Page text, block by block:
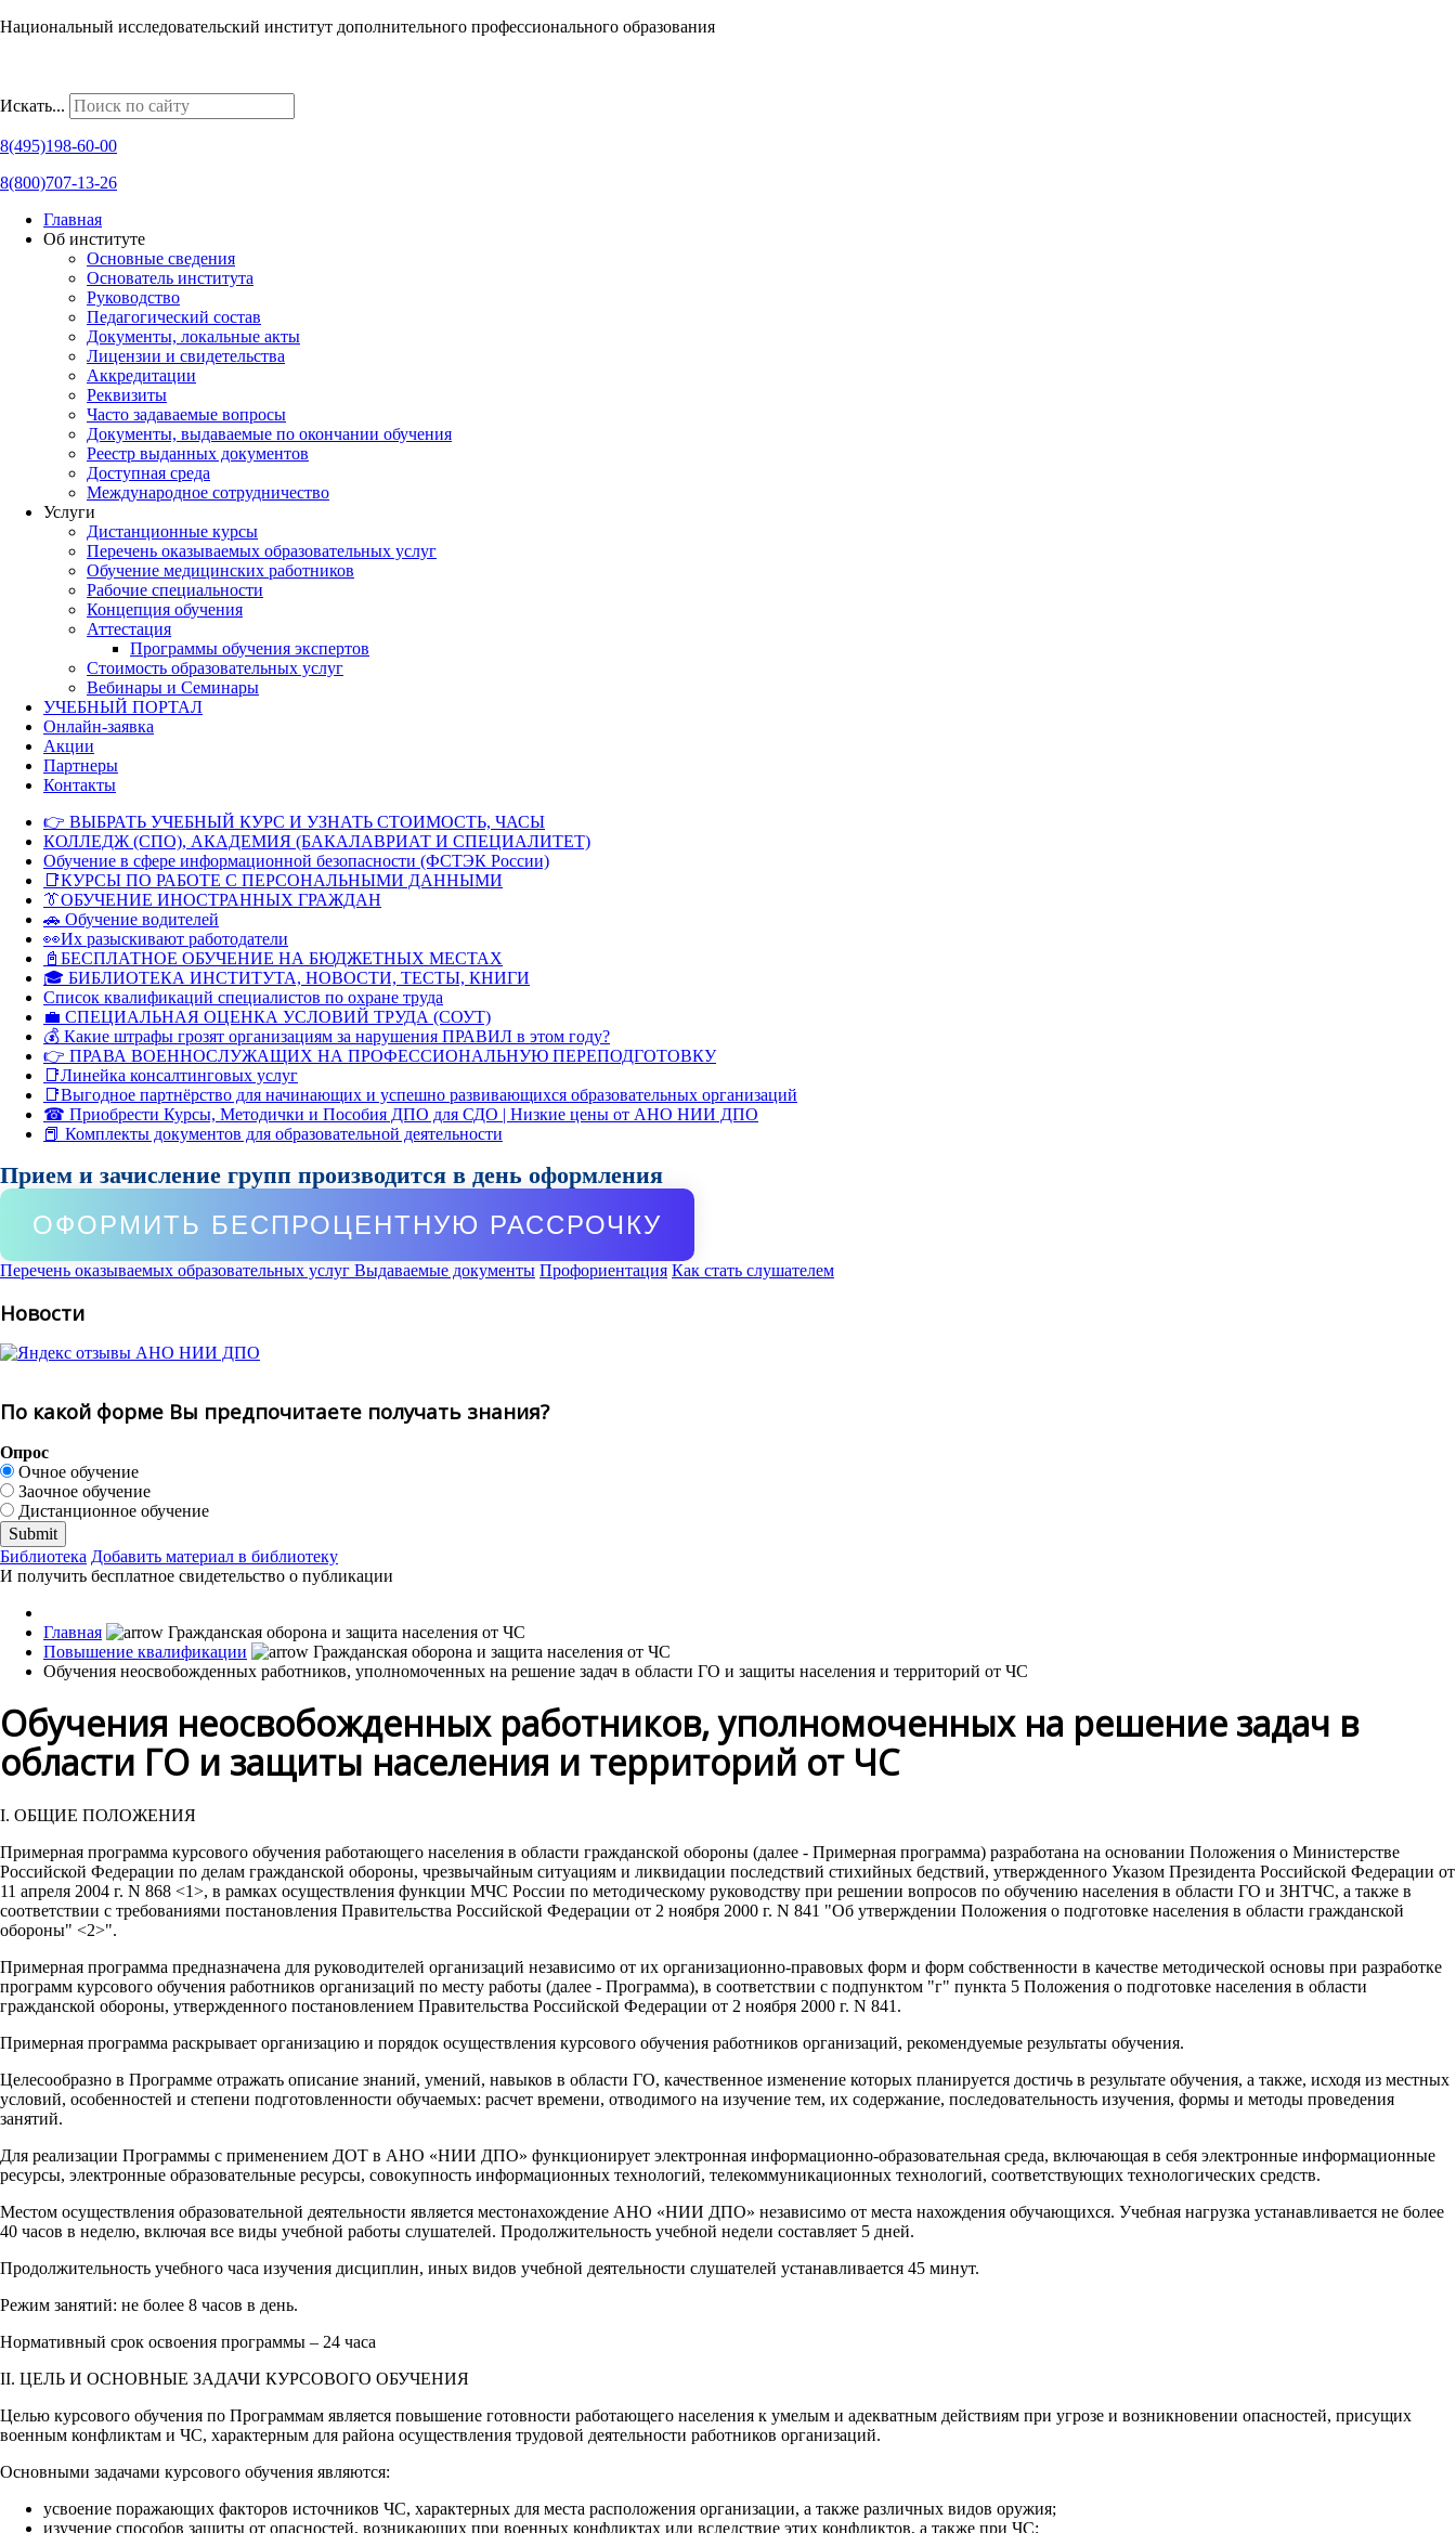
Национальный исследовательский институт дополнительного профессионального образования
Искать...
8(495)198-60-00
8(800)707-13-26
Главная
Об институте
Основные сведения
Основатель института
Руководство
Педагогический состав
Документы, локальные акты
Лицензии и свидетельства
Аккредитации
Реквизиты
Часто задаваемые вопросы
Документы, выдаваемые по окончании обучения
Реестр выданных документов
Доступная среда
Международное сотрудничество
Услуги
Дистанционные курсы
Перечень оказываемых образовательных услуг
Обучение медицинских работников
Рабочие специальности
Концепция обучения
Аттестация
Программы обучения экспертов
Стоимость образовательных услуг
Вебинары и Семинары
УЧЕБНЫЙ ПОРТАЛ
Онлайн-заявка
Акции
Партнеры
Контакты
👉 ВЫБРАТЬ УЧЕБНЫЙ КУРС И УЗНАТЬ СТОИМОСТЬ, ЧАСЫ
КОЛЛЕДЖ (СПО), АКАДЕМИЯ (БАКАЛАВРИАТ И СПЕЦИАЛИТЕТ)
Обучение в сфере информационной безопасности (ФСТЭК России)
📑КУРСЫ ПО РАБОТЕ С ПЕРСОНАЛЬНЫМИ ДАННЫМИ
👔ОБУЧЕНИЕ ИНОСТРАННЫХ ГРАЖДАН
🚗 Обучение водителей
👀Их разыскивают работодатели
📓БЕСПЛАТНОЕ ОБУЧЕНИЕ НА БЮДЖЕТНЫХ МЕСТАХ
🎓 БИБЛИОТЕКА ИНСТИТУТА, НОВОСТИ, ТЕСТЫ, КНИГИ
Список квалификаций специалистов по охране труда
💼 СПЕЦИАЛЬНАЯ ОЦЕНКА УСЛОВИЙ ТРУДА (СОУТ)
💰 Какие штрафы грозят организациям за нарушения ПРАВИЛ в этом году?
👉 ПРАВА ВОЕННОСЛУЖАЩИХ НА ПРОФЕССИОНАЛЬНУЮ ПЕРЕПОДГОТОВКУ
📑Линейка консалтинговых услуг
📑Выгодное партнёрство для начинающих и успешно развивающихся образовательных организаций
☎ Приобрести Курсы, Методички и Пособия ДПО для СДО | Низкие цены от АНО НИИ ДПО
📕 Комплекты документов для образовательной деятельности
Прием и зачисление групп производится в день оформления
ОФОРМИТЬ БЕСПРОЦЕНТНУЮ РАССРОЧКУ
Перечень оказываемых образовательных услуг Выдаваемые документы Профориентация Как стать слушателем
Новости
По какой форме Вы предпочитаете получать знания?
Опрос
Очное обучение
Заочное обучение
Дистанционное обучение
Библиотека Добавить материал в библиотеку
И получить бесплатное свидетельство о публикации
Главная
Повышение квалификации
Обучения неосвобожденных работников, уполномоченных на решение задач в области ГО и защиты населения и территорий от ЧС
Обучения неосвобожденных работников, уполномоченных на решение задач в
области ГО и защиты населения и территорий от ЧС
I. ОБЩИЕ ПОЛОЖЕНИЯ
Примерная программа курсового обучения работающего населения в области гражданской обороны (далее - Примерная программа) разработана на основании Положения о Министерстве
Российской Федерации по делам гражданской обороны, чрезвычайным ситуациям и ликвидации последствий стихийных бедствий, утвержденного Указом Президента Российской Федерации от
11 апреля 2004 г. N 868 <1>, в рамках осуществления функции МЧС России по методическому руководству при решении вопросов по обучению населения в области ГО и ЗНТЧС, а также в
соответствии с требованиями постановления Правительства Российской Федерации от 2 ноября 2000 г. N 841 "Об утверждении Положения о подготовке населения в области гражданской
обороны" <2>".
Примерная программа предназначена для руководителей организаций независимо от их организационно-правовых форм и форм собственности в качестве методической основы при разработке
программ курсового обучения работников организаций по месту работы (далее - Программа), в соответствии с подпунктом "г" пункта 5 Положения о подготовке населения в области
гражданской обороны, утвержденного постановлением Правительства Российской Федерации от 2 ноября 2000 г. N 841.
Примерная программа раскрывает организацию и порядок осуществления курсового обучения работников организаций, рекомендуемые результаты обучения.
Целесообразно в Программе отражать описание знаний, умений, навыков в области ГО, качественное изменение которых планируется достичь в результате обучения, а также, исходя из местных
условий, особенностей и степени подготовленности обучаемых: расчет времени, отводимого на изучение тем, их содержание, последовательность изучения, формы и методы проведения
занятий.
Для реализации Программы с применением ДОТ в АНО «НИИ ДПО» функционирует электронная информационно-образовательная среда, включающая в себя электронные информационные
ресурсы, электронные образовательные ресурсы, совокупность информационных технологий, телекоммуникационных технологий, соответствующих технологических средств.
Местом осуществления образовательной деятельности является местонахождение АНО «НИИ ДПО» независимо от места нахождения обучающихся. Учебная нагрузка устанавливается не более
40 часов в неделю, включая все виды учебной работы слушателей. Продолжительность учебной недели составляет 5 дней.
Продолжительность учебного часа изучения дисциплин, иных видов учебной деятельности слушателей устанавливается 45 минут.
Режим занятий: не более 8 часов в день.
Нормативный срок освоения программы – 24 часа
II. ЦЕЛЬ И ОСНОВНЫЕ ЗАДАЧИ КУРСОВОГО ОБУЧЕНИЯ
Целью курсового обучения по Программам является повышение готовности работающего населения к умелым и адекватным действиям при угрозе и возникновении опасностей, присущих
военным конфликтам и ЧС, характерным для района осуществления трудовой деятельности работников организаций.
Основными задачами курсового обучения являются:
усвоение поражающих факторов источников ЧС, характерных для места расположения организации, а также различных видов оружия;
изучение способов защиты от опасностей, возникающих при военных конфликтах или вследствие этих конфликтов, а также при ЧС;